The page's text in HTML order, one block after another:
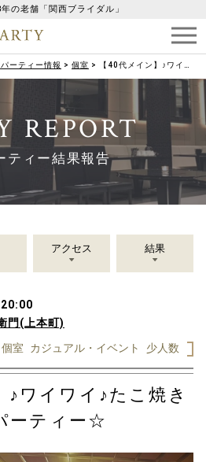
の老舗「関西ブライダル」
ーティー情報 > 個室 > 【40代メイン】♪ワイワイ♪たこ焼き婚活パーティー☆
REPORT
ティー結果報告
アクセス 結果
門(上本町)
個室
カジュアル・イベント 少人数
♪ワイワイ♪たこ焼き
ーティー☆